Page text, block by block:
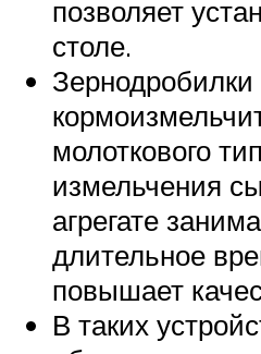
позволяет
столе.
Зернодробилки
молоткового
измельчения
агрегате
длительное
повышает
В таких